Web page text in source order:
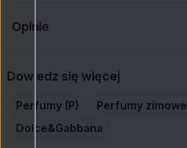
Opinie
Dowiedz się więcej
Perfumy (P) Perfumy zimowe
Dolce&Gabbana